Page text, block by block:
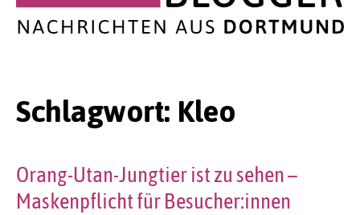
Schlagwort: Kleo
Orang-Utan-Jungtier ist zu sehen –
Maskenpflicht für Besucher:innen